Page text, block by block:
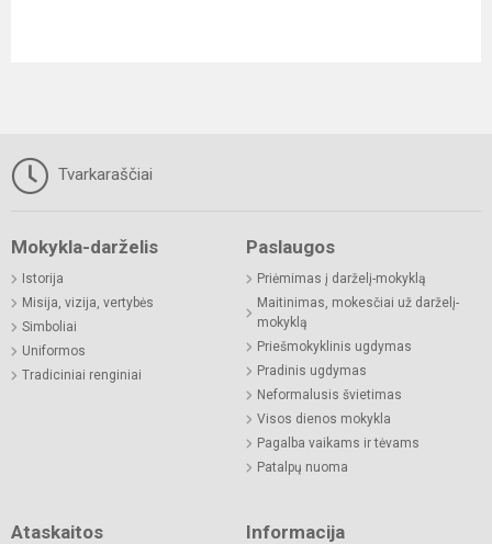
Tvarkaraščiai
Mokykla-darželis
Istorija
Misija, vizija, vertybės
Simboliai
Uniformos
Tradiciniai renginiai
Paslaugos
Priėmimas į darželį-mokyklą
Maitinimas, mokesčiai už darželį-
mokyklą
Priešmokyklinis ugdymas
Pradinis ugdymas
Neformalusis švietimas
Visos dienos mokykla
Pagalba vaikams ir tėvams
Patalpų nuoma
Ataskaitos Informacija